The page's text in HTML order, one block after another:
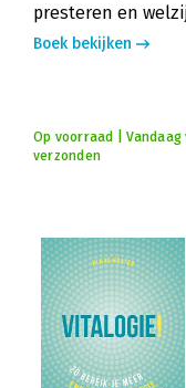
presteren en
Boek bekijken
Op voorraad |
verzonden